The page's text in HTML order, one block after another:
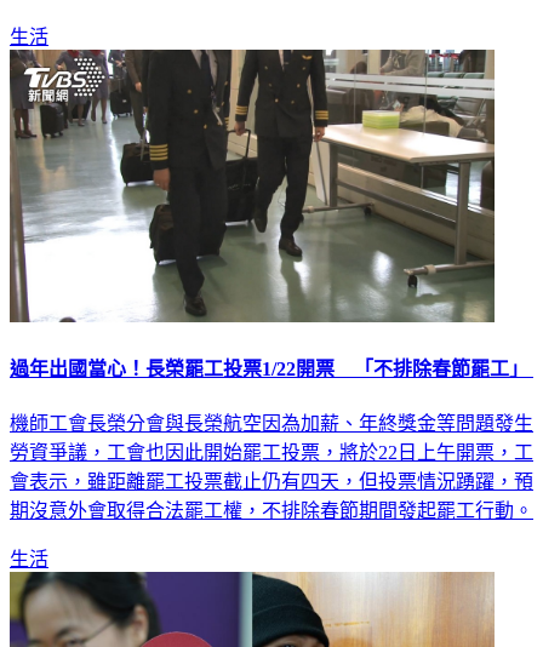
生活
過年出國當心！長榮罷工投票1/22開票 「不排除春節罷工」
機師工會長榮分會與長榮航空因為加薪、年終獎金等問題發生
勞資爭議，工會也因此開始罷工投票，將於22日上午開票，工
會表示，雖距離罷工投票截止仍有四天，但投票情況踴躍，預
期沒意外會取得合法罷工權，不排除春節期間發起罷工行動。
生活